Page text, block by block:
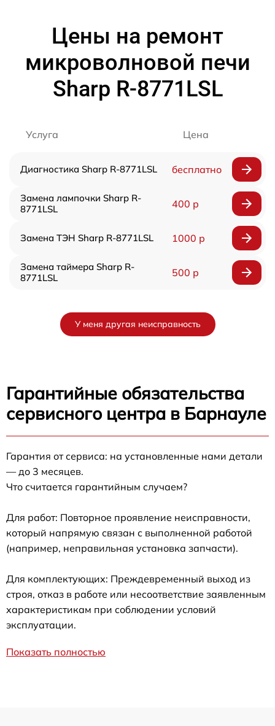
Цены на ремонт
микроволновой печи
Sharp R-8771LSL
Услуга Цена
Диагностика Sharp R-8771LSL бесплатно
Замена лампочки Sharp R-
8771LSL
400 р
Замена ТЭН Sharp R-8771LSL 1000 р
Замена таймера Sharp R-
8771LSL
500 р
У меня другая неисправность
Гарантийные обязательства
сервисного центра в Барнауле
Гарантия от сервиса: на установленные нами детали
— до 3 месяцев.
Что считается гарантийным случаем?
Для работ: Повторное проявление неисправности,
который напрямую связан с выполненной работой
(например, неправильная установка запчасти).
Для комплектующих: Преждевременный выход из
строя, отказ в работе или несоответствие заявленным
характеристикам при соблюдении условий
эксплуатации.
Показать полностью